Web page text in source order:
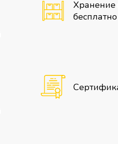
бесплатно